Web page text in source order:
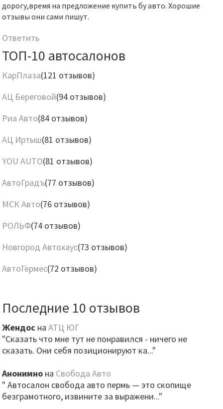
дорогу,время на предложение купить бу авто. Хорошие
отзывы они сами пишут.
Ответить
ТОП-10 автосалонов
КарПлаза(121 отзывов)
АЦ Береговой(94 отзывов)
Риа Авто(84 отзывов)
АЦ Иртыш(81 отзывов)
YOU AUTO(81 отзывов)
АвтоГрадъ(77 отзывов)
МСК Авто(76 отзывов)
РОЛЬФ(74 отзывов)
Новгород Автохаус(73 отзывов)
АвтоГермес(72 отзывов)
Последние 10 отзывов
Жендос наАТЦ ЮГ
"Сказать что мне тут не понравился - ничего не
сказать. Они себя позиционируют ка..."
Анонимно на Свобода Авто
" Автосалон свобода авто пермь — это скопище
безграмотного, извините за выражени..."